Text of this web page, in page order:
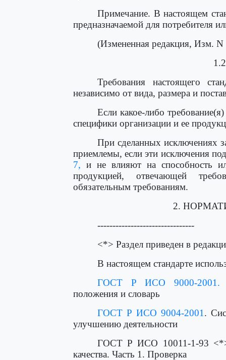
Примечание. В настоящем
предназначаемой для потребителя
(Измененная редакция, Изм. N
Требования настоящего
независимо от вида, размера и
Если какое-либо
специфики организации и ее
При сделанных исключениях
приемлемы, если эти исключения
7, и не влияют на способность
продукцией, отвечающей
обязательным требованиям.
2.
--------------------------------
<*> Раздел приведен в
В настоящем стандарте
ГОСТ Р ИСО 9000-2001.
положения и словарь
ГОСТ Р ИСО 9004-2001 .
улучшению деятельности
ГОСТ Р ИСО 10011-1-93 <*>.
качества. Часть 1. Проверка